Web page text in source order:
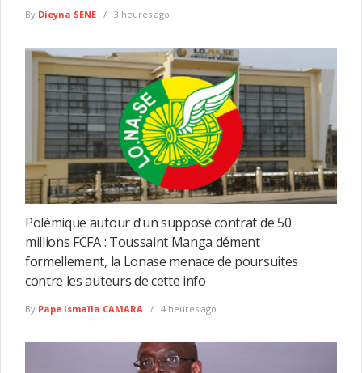
By Dieyna SENE 3 heures ago
Polémique autour d’un supposé contrat de 50
millions FCFA : Toussaint Manga dément
formellement, la Lonase menace de poursuites
contre les auteurs de cette info
By Pape Ismaïla CAMARA 4 heures ago